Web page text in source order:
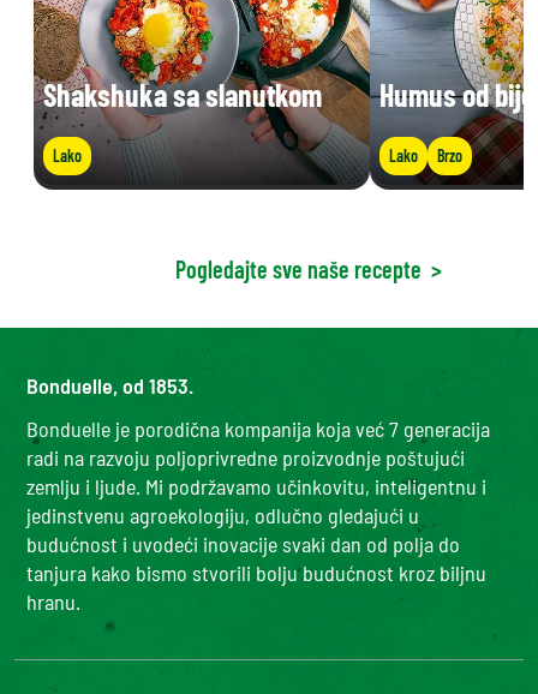
Shakshuka sa slanutkom
Lako
Humus od
Lako Brzo
Pogledajte sve naše recepte >
Bonduelle, od 1853.
Bonduelle je porodična kompanija koja već 7 generacija
radi na razvoju poljoprivredne proizvodnje poštujući
zemlju i ljude. Mi podržavamo učinkovitu, inteligentnu i
jedinstvenu agroekologiju, odlučno gledajući u
budućnost i uvodeći inovacije svaki dan od polja do
tanjura kako bismo stvorili bolju budućnost kroz biljnu
hranu.